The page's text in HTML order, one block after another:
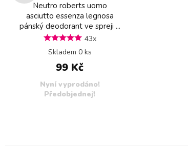
Neutro roberts uomo
asciutto essenza legnosa
pánský deodorant ve spreji ...
43x
Skladem 0 ks
99 Kč
Nyní vyprodáno!
Předobjednej!